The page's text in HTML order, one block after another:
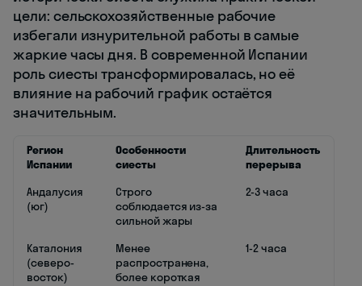
цели: сельскохозяйственные рабочие
избегали изнурительной работы в самые
жаркие часы дня. В современной Испании
роль сиесты трансформировалась, но её
влияние на рабочий график остаётся
значительным.
Регион
Испании
Особенности
сиесты
Длительность
перерыва
Андалусия
(юг)
Строго
соблюдается из-за
сильной жары
2-3 часа
Каталония
(северо-
восток)
Менее
распространена,
более короткая
1-2 часа